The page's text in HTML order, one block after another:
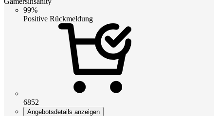
99%
Positive Rückmeldung
6852
Angebotsdetails anzeigen